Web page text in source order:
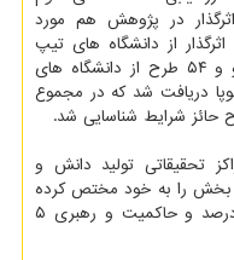
در پژوهش هم مورد
قرار گرفت. ۱۹۴ طرح اثرگذار از دانشگاه های تیپ
یک، ۱۷۷ طرح از دانشگاه های تیپ دو و ۵۴ طرح از دانشگاه های
نوپا دریافت شد که در مجموع
تحقیقاتی تولید دانش و
این بخش را به خود مختص کرده
است و در رتبه بعدی اثرگذاری با ۲۵ درصد و حاکمیت و رهبری ۵